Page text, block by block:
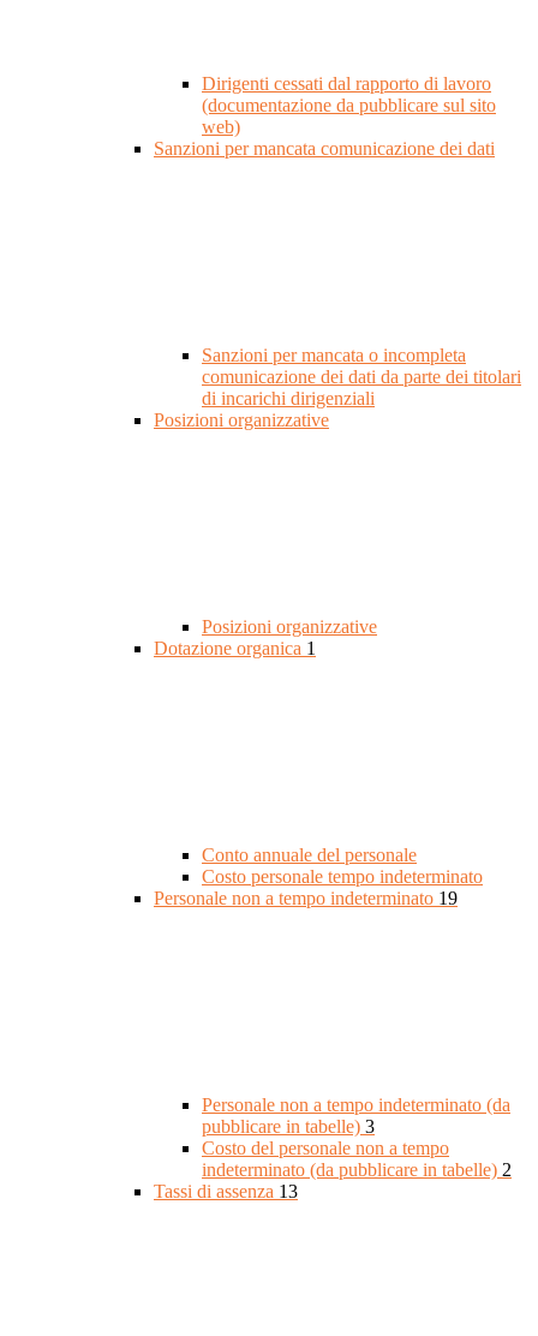
Dirigenti cessati dal rapporto di lavoro
(documentazione da pubblicare sul sito
web)
Sanzioni per mancata comunicazione dei dati
Sanzioni per mancata o incompleta
comunicazione dei dati da parte dei titolari
di incarichi dirigenziali
Posizioni organizzative
Posizioni organizzative
Dotazione organica 1
Conto annuale del personale
Costo personale tempo indeterminato
Personale non a tempo indeterminato 19
Personale non a tempo indeterminato (da
pubblicare in tabelle) 3
Costo del personale non a tempo
indeterminato (da pubblicare in tabelle) 2
Tassi di assenza 13